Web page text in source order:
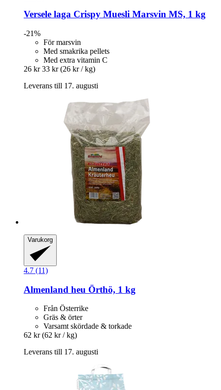
Versele laga Crispy Muesli Marsvin MS, 1 kg
-21%
För marsvin
Med smakrika pellets
Med extra vitamin C
26 kr 33 kr (26 kr / kg)
Leverans till 17. augusti
Varukorg
4.7 (11)
Almenland heu Örthö, 1 kg
Från Österrike
Gräs & örter
Varsamt skördade & torkade
62 kr (62 kr / kg)
Leverans till 17. augusti